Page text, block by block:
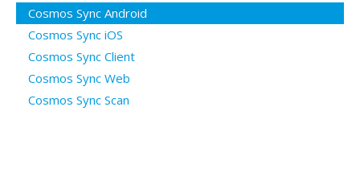
Questions ouvertes
Connexion
Cosmos Sync Android
Cosmos Sync iOS
Cosmos Sync Client
Cosmos Sync Web
Cosmos Sync Scan